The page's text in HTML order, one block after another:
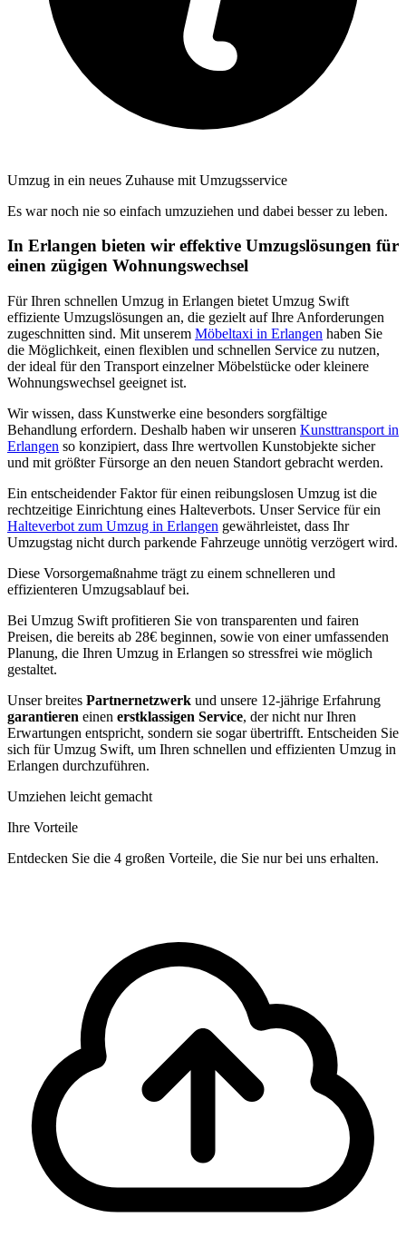
Umzug in ein neues Zuhause mit Umzugsservice
Es war noch nie so einfach umzuziehen und dabei besser zu leben.
In Erlangen bieten wir effektive Umzugslösungen für
einen zügigen Wohnungswechsel
Für Ihren schnellen Umzug in Erlangen bietet Umzug Swift
effiziente Umzugslösungen an, die gezielt auf Ihre Anforderungen
zugeschnitten sind. Mit unserem Möbeltaxi in Erlangen haben Sie
die Möglichkeit, einen flexiblen und schnellen Service zu nutzen,
der ideal für den Transport einzelner Möbelstücke oder kleinere
Wohnungswechsel geeignet ist.
Wir wissen, dass Kunstwerke eine besonders sorgfältige
Behandlung erfordern. Deshalb haben wir unseren Kunsttransport in
Erlangen so konzipiert, dass Ihre wertvollen Kunstobjekte sicher
und mit größter Fürsorge an den neuen Standort gebracht werden.
Ein entscheidender Faktor für einen reibungslosen Umzug ist die
rechtzeitige Einrichtung eines Halteverbots. Unser Service für ein
Halteverbot zum Umzug in Erlangen gewährleistet, dass Ihr
Umzugstag nicht durch parkende Fahrzeuge unnötig verzögert wird.
Diese Vorsorgemaßnahme trägt zu einem schnelleren und
effizienteren Umzugsablauf bei.
Bei Umzug Swift profitieren Sie von transparenten und fairen
Preisen, die bereits ab 28€ beginnen, sowie von einer umfassenden
Planung, die Ihren Umzug in Erlangen so stressfrei wie möglich
gestaltet.
Unser breites Partnernetzwerk und unsere 12-jährige Erfahrung
garantieren einen erstklassigen Service, der nicht nur Ihren
Erwartungen entspricht, sondern sie sogar übertrifft. Entscheiden Sie
sich für Umzug Swift, um Ihren schnellen und effizienten Umzug in
Erlangen durchzuführen.
Umziehen leicht gemacht
Ihre Vorteile
Entdecken Sie die 4 großen Vorteile, die Sie nur bei uns erhalten.